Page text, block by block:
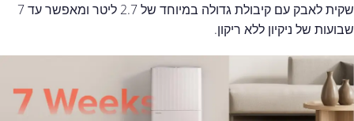
שקית לאבק עם קיבולת גדולה במיוחד של 2.7 ליטר ומאפשר עד 7
שבועות של ניקיון ללא ריקון.